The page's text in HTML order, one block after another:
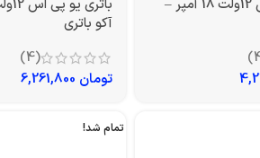
باتری یو پی اس 12ولت 18 آمپر –
آکو باتری
(4)
تومان
تمام شد!